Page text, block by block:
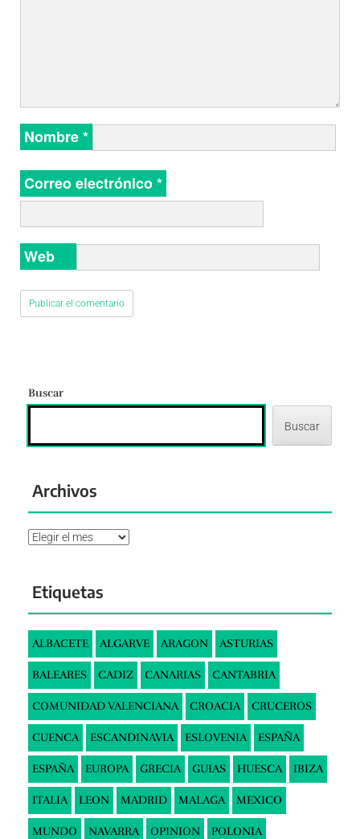
Nombre*
Correo electrónico*
Web
Buscar
Buscar
Archivos
Archivos
Etiquetas
ALBACETE ALGARVE ARAGON ASTURIAS
BALEARES CADIZ CANARIAS CANTABRIA
COMUNIDAD VALENCIANA CROACIA CRUCEROS
CUENCA ESCANDINAVIA ESLOVENIA ESPAÑA
ESPAÑA EUROPA GRECIA GUIAS HUESCA IBIZA
ITALIA LEON MADRID MALAGA MEXICO
MUNDO NAVARRA OPINION POLONIA